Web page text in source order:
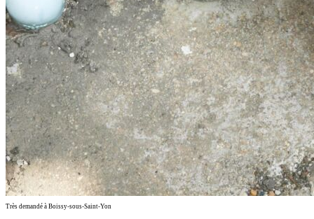
Très demandé à Boissy-sous-Saint-Yon